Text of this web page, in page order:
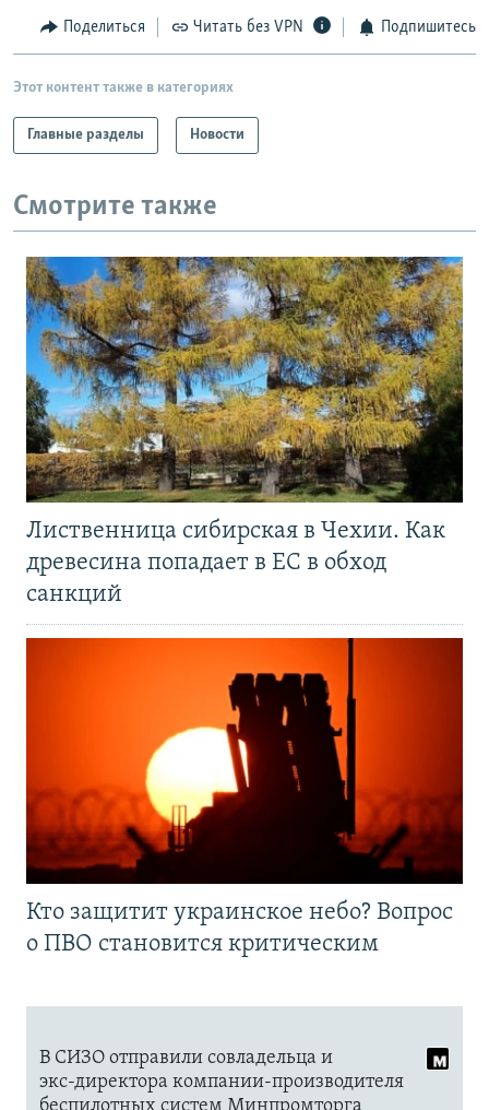
Поделиться Читать без VPN Подпишитесь
Этот контент также в категориях
Главные разделы Новости
Смотрите также
Лиственница сибирская в Чехии. Как
древесина попадает в ЕС в обход
санкций
Кто защитит украинское небо? Вопрос
о ПВО становится критическим